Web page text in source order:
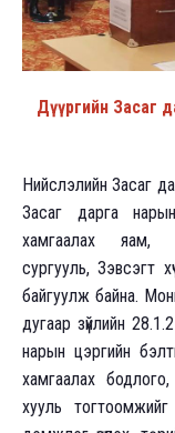
Дүүргийн Засаг
Нийслэлийн Засаг
Засаг дарга
хамгаалах яам,
сургууль, Зэвсэгт
байгуулж байна.
дугаар зүйлийн
нарын цэргийн
хамгаалах
хууль тогтоомжийг